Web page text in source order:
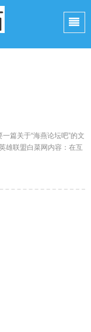
篇关于“海燕论坛吧”的文
雄联盟白菜网内容：在互